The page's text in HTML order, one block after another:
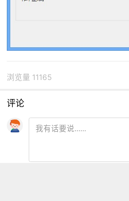
浏览量 11165
评论